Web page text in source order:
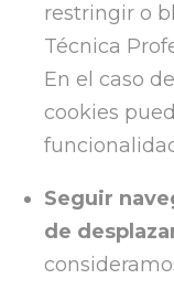
restringir o
Técnica
En el caso
cookies
Seguir
de